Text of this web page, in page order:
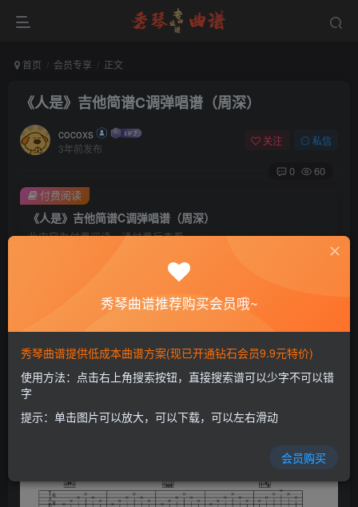
首页 会员专享 正文
《人是》吉他简谱C调弹唱谱（周深）
cocoxs
3年前发布
关注 私信
0 60
《人是》吉他简谱C调弹唱谱（周深）
此内容为付费阅读，请付费后查看
会员专属资源
黄金会员免费 钻石会员
开通会员
付费阅读
秀琴曲谱推荐购买会员哦~
秀琴曲谱提供低成本曲谱方案(现已开通钻石会员9.9元特价)
使用方法：点击右上角搜索按钮，直接搜索谱可以少字不可以错
字
提示：单击图片可以放大，可以下载，可以左右滑动
会员购买